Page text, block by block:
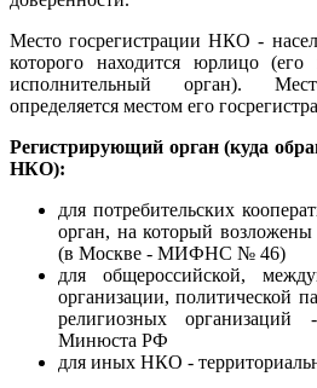
Место госрегистрации НКО -
которого находится юрлицо (его
исполнительный орган).
определяется местом его
Регистрирующий орган (куда
НКО):
для потребительских
орган, на который
(в Москве - МИФНС № 46)
для общероссийской,
организации, политической
религиозных
Минюста РФ
для иных НКО -